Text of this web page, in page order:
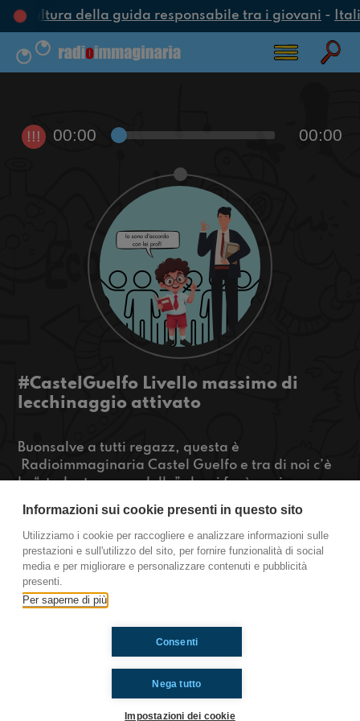
cultura della guida responsabile tra i giovani-
!!! 00:00 00:00
#CastelGuelfo Livello massimo di
lecchinaggio attivato
Buonsalve a tutti regazz, questa è
Radioimmaginaria Castel Guelfo e tra di noi c’è
la “studentessa modello” che ci farà capire
per sapere tutto quello che abbiamo scoperto
cliccate play!!
https://www.radioimmaginaria.it
Castel Guelfo
Ti è piaciuto? Condividilo!
Informazioni sui cookie presenti in questo sito
Utilizziamo i cookie per raccogliere e analizzare informazioni sulle
prestazioni e sull'utilizzo del sito, per fornire funzionalità di social
media e per migliorare e personalizzare contenuti e pubblicità
presenti.
Per saperne di più
Nega tutto
Consenti
Impostazioni dei cookie